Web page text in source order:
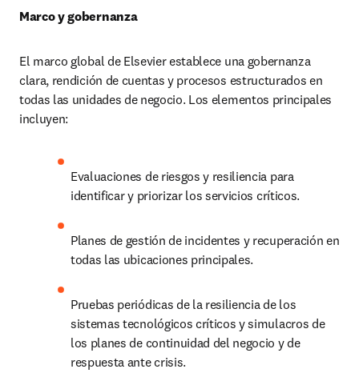
Marco y gobernanza
El marco global de Elsevier establece una gobernanza
clara, rendición de cuentas y procesos estructurados en
todas las unidades de negocio. Los elementos principales
incluyen:
Evaluaciones de riesgos y resiliencia para
identificar y priorizar los servicios críticos.
Planes de gestión de incidentes y recuperación en
todas las ubicaciones principales.
Pruebas periódicas de la resiliencia de los
sistemas tecnológicos críticos y simulacros de
los planes de continuidad del negocio y de
respuesta ante crisis.